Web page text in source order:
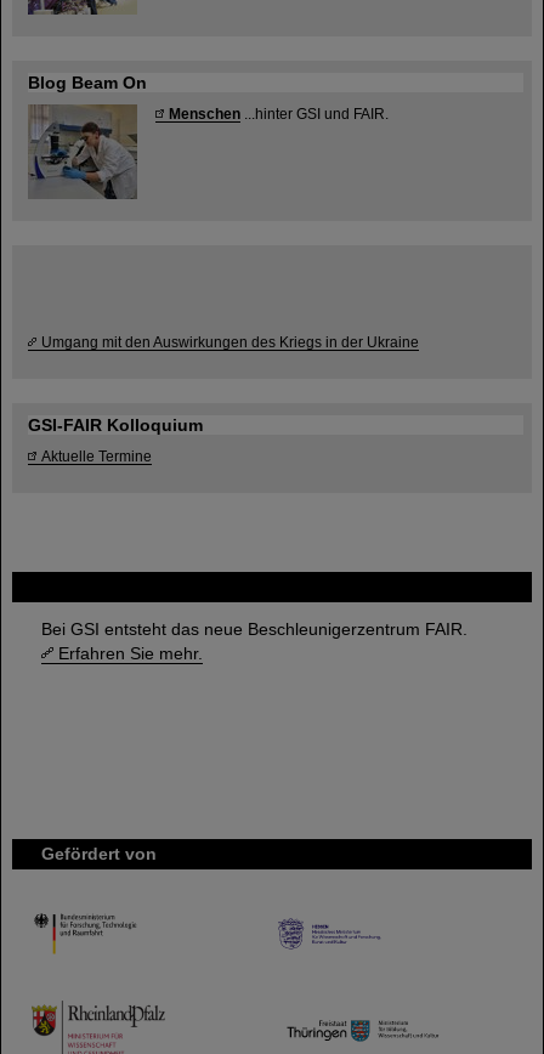
Bei GSI entsteht das neue Beschleunigerzentrum FAIR.
Erfahren Sie mehr.
Gefördert von
HMWK
TMWWDG
Blog Beam On
Menschen ...hinter GSI und FAIR.
Umgang mit den Auswirkungen des Kriegs in der Ukraine
GSI-FAIR Kolloquium
Aktuelle Termine